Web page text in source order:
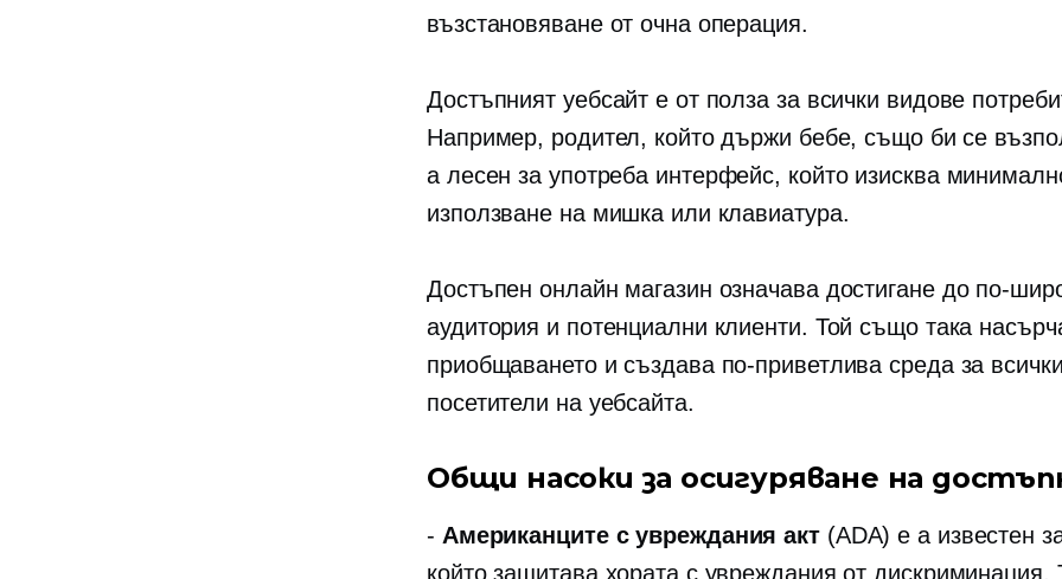
възстановяване от очна операция.
Достъпният уебсайт е от полза за всички видове
Например, родител, който държи бебе, също би се
a лесен за употреба интерфейс, който изисква
използване на мишка или клавиатура.
Достъпен онлайн магазин означава достигане до по-
аудитория и потенциални клиенти. Той също така
приобщаването и създава по-приветлива среда за всички
посетители на уебсайта.
Общи насоки за осигуряване на
- Американците с увреждания акт(ADA) е a известен
който защитава хората с увреждания от дискриминация.